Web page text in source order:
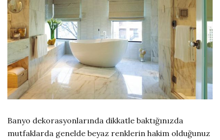
Banyo dekorasyonlarında dikkatle baktığınızda
mutfaklarda genelde beyaz renklerin hakim olduğunuz